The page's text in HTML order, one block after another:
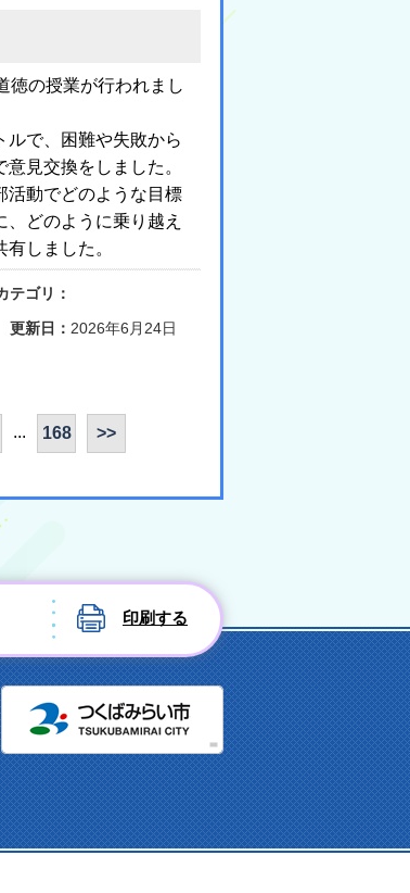
徳の授業が行われまし
ルで、困難や失敗から
見交換をしました。
活動でどのような目標
どのように乗り越え
しました。
テゴリ：
更新日： 2026年6月24日
... 168 >>
印刷する
つくばみ